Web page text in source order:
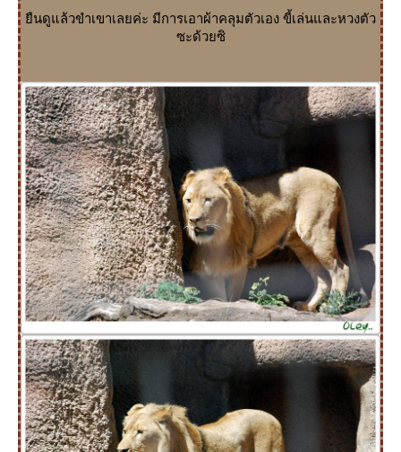
ืนดูแล้วขำเขาเลยค่ะ มีการเอาผ้าคลุมตัวเอง ขี้เล่นและหวงตัว
ซะด้วยซิ